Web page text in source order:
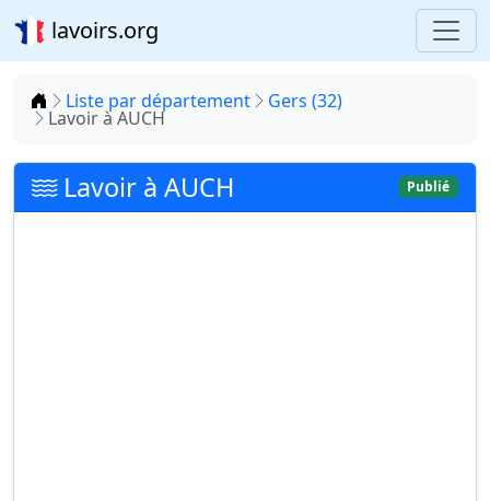
lavoirs.org
Accueil
Liste par département Gers (32)
Lavoir à AUCH
Lavoir à AUCH Publié